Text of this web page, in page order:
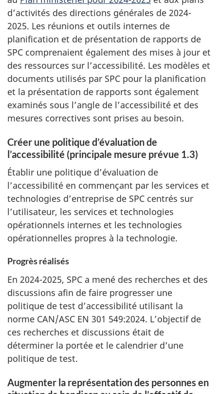
d’activités des directions générales de 2024-
2025. Les réunions et outils internes de
planification et de présentation de rapports de
SPC comprenaient également des mises à jour et
des ressources sur l’accessibilité. Les modèles et
documents utilisés par SPC pour la planification
et la présentation de rapports sont également
examinés sous l’angle de l’accessibilité et des
mesures correctives sont prises au besoin.
Créer une politique d’évaluation de
l’accessibilité (principale mesure prévue 1.3)
Établir une politique d’évaluation de
l’accessibilité en commençant par les services et
technologies d’entreprise de SPC centrés sur
l’utilisateur, les services et technologies
opérationnels internes et les technologies
opérationnelles propres à la technologie.
Progrès réalisés
En 2024-2025, SPC a mené des recherches et des
discussions afin de faire progresser une
politique de test d’accessibilité utilisant la
norme CAN/ASC EN 301 549:2024. L’objectif de
ces recherches et discussions était de
déterminer la portée et le calendrier d’une
politique de test.
Augmenter la représentation des personnes en